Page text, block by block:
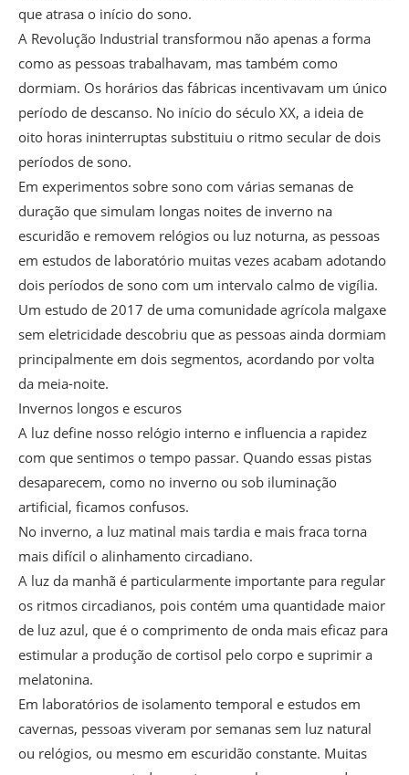
que atrasa o início do sono.
A Revolução Industrial transformou não apenas a forma
como as pessoas trabalhavam, mas também como
dormiam. Os horários das fábricas incentivavam um único
período de descanso. No início do século XX, a ideia de
oito horas ininterruptas substituiu o ritmo secular de dois
períodos de sono.
Em experimentos sobre sono com várias semanas de
duração que simulam longas noites de inverno na
escuridão e removem relógios ou luz noturna, as pessoas
em estudos de laboratório muitas vezes acabam adotando
dois períodos de sono com um intervalo calmo de vigília.
Um estudo de 2017 de uma comunidade agrícola malgaxe
sem eletricidade descobriu que as pessoas ainda dormiam
principalmente em dois segmentos, acordando por volta
da meia-noite.
Invernos longos e escuros
A luz define nosso relógio interno e influencia a rapidez
com que sentimos o tempo passar. Quando essas pistas
desaparecem, como no inverno ou sob iluminação
artificial, ficamos confusos.
No inverno, a luz matinal mais tardia e mais fraca torna
mais difícil o alinhamento circadiano.
A luz da manhã é particularmente importante para regular
os ritmos circadianos, pois contém uma quantidade maior
de luz azul, que é o comprimento de onda mais eficaz para
estimular a produção de cortisol pelo corpo e suprimir a
melatonina.
Em laboratórios de isolamento temporal e estudos em
cavernas, pessoas viveram por semanas sem luz natural
ou relógios, ou mesmo em escuridão constante. Muitas